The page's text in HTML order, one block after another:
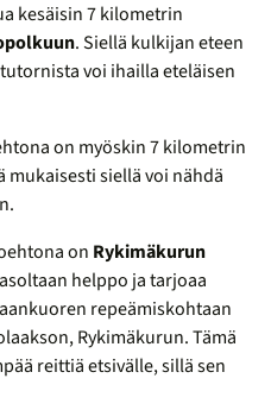
kesäisin 7 kilometrin
. Siellä kulkijan eteen
voi ihailla eteläisen
on myöskin 7 kilometrin
mukaisesti siellä voi nähdä
on Rykimäkurun
helppo ja tarjoaa
repeämiskohtaan
Rykimäkurun. Tämä
reittiä etsivälle, sillä sen